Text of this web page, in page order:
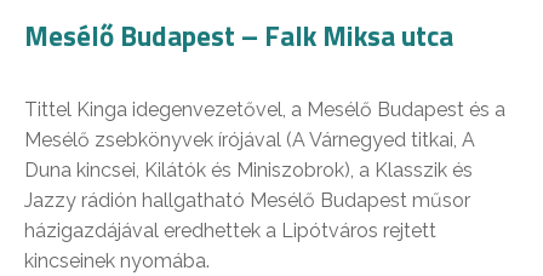
Mesélő Budapest – Falk Miksa utca
Tittel Kinga idegenvezetővel, a Mesélő Budapest és a
Mesélő zsebkönyvek írójával (A Várnegyed titkai, A
Duna kincsei, Kilátók és Miniszobrok), a Klasszik és
Jazzy rádión hallgatható Mesélő Budapest műsor
házigazdájával eredhettek a Lipótváros rejtett
kincseinek nyomába.